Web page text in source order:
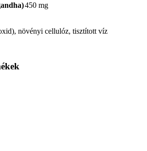
450 mg
növényi cellulóz, tisztított víz